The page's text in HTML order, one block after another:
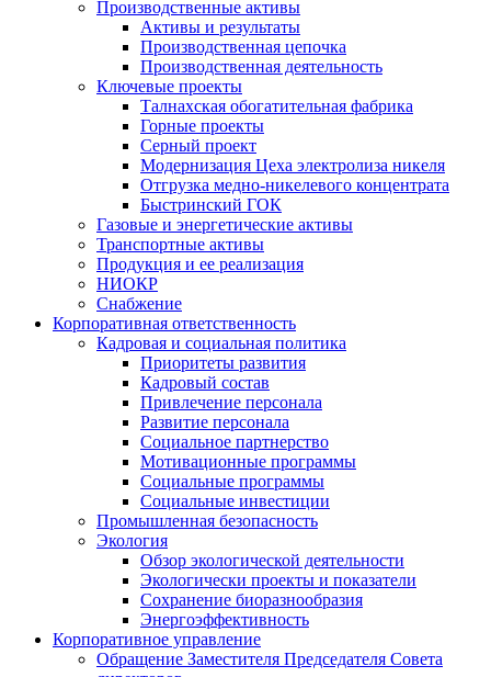
Производственные активы
Активы и результаты
Производственная цепочка
Производственная деятельность
Ключевые проекты
Талнахская обогатительная фабрика
Горные проекты
Серный проект
Модернизация Цеха электролиза никеля
Отгрузка медно-никелевого концентрата
Быстринский ГОК
Газовые и энергетические активы
Транспортные активы
Продукция и ее реализация
НИОКР
Снабжение
Корпоративная ответственность
Кадровая и социальная политика
Приоритеты развития
Кадровый состав
Привлечение персонала
Развитие персонала
Социальное партнерство
Мотивационные программы
Социальные программы
Социальные инвестиции
Промышленная безопасность
Экология
Обзор экологической деятельности
Экологически проекты и показатели
Сохранение биоразнообразия
Энергоэффективность
Корпоративное управление
Обращение Заместителя Председателя Совета